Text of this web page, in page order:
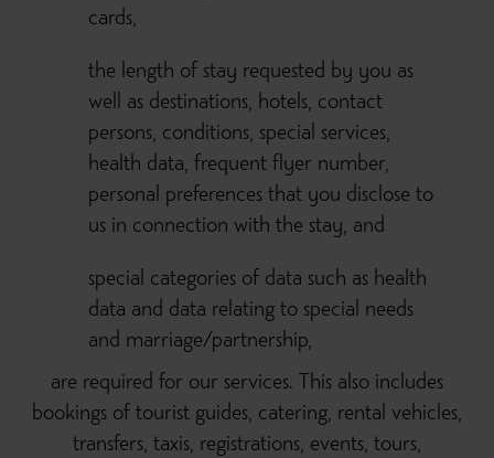
cards,
the length of stay requested by you as
well as destinations, hotels, contact
persons, conditions, special services,
health data, frequent flyer number,
personal preferences that you disclose to
us in connection with the stay, and
special categories of data such as health
data and data relating to special needs
and marriage/partnership,
are required for our services. This also includes
bookings of tourist guides, catering, rental vehicles,
transfers, taxis, registrations, events, tours,